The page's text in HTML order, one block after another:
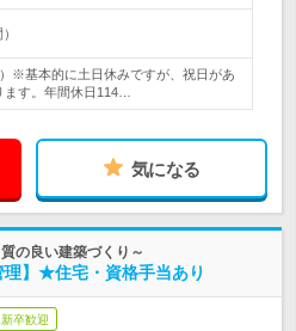
※基本的に土日休みですが、祝日があ
す。年間休日114…
気になる
の良い建築づくり～
】★住宅・資格手当あり
卒歓迎